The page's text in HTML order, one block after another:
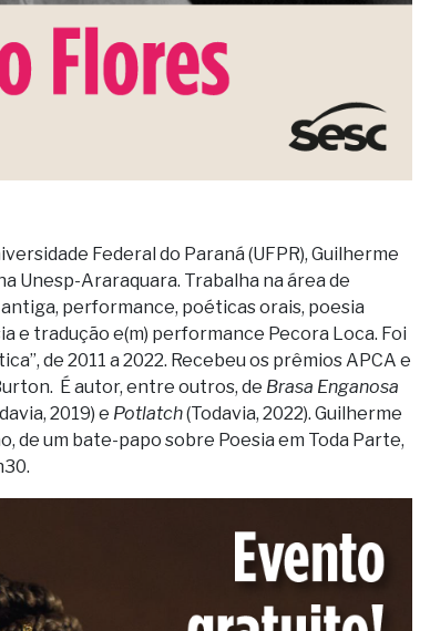
Federal do Paraná (UFPR), Guilherme
Unesp-Araraquara. Trabalha na área de
performance, poéticas orais, poesia
e tradução e(m) performance Pecora Loca. Foi
de 2011 a 2022. Recebeu os prêmios APCA e
É autor, entre outros, de Brasa Enganosa
2019) e Potlatch(Todavia, 2022). Guilherme
de um bate-papo sobre Poesia em Toda Parte,